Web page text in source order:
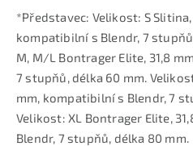
*Představec: Velikost: S
kompatibilní s Blendr, 7
M, M/L Bontrager Elite, 31,8
7 stupňů, délka 60 mm.
mm, kompatibilní s Blendr, 7
Velikost: XL Bontrager Elite,
Blendr, 7 stupňů, délka 80 mm.